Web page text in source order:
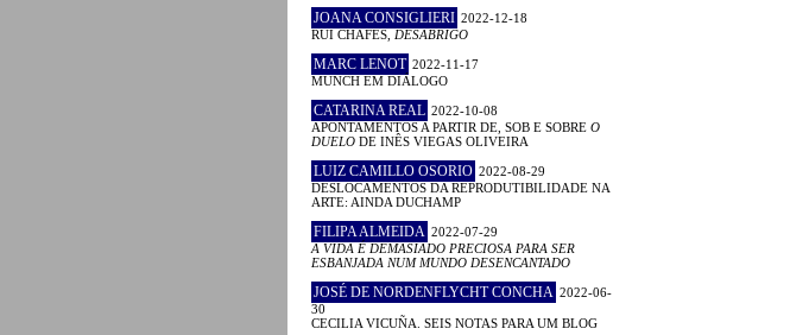
JOANA CONSIGLIERI 2022-12-18
RUI CHAFES, DESABRIGO
MARC LENOT 2022-11-17
MUNCH EM DIÁLOGO
CATARINA REAL 2022-10-08
APONTAMENTOS A PARTIR DE, SOB E SOBRE O
DUELO DE INÊS VIEGAS OLIVEIRA
LUIZ CAMILLO OSORIO 2022-08-29
DESLOCAMENTOS DA REPRODUTIBILIDADE NA
ARTE: AINDA DUCHAMP
FILIPA ALMEIDA 2022-07-29
A VIDA É DEMASIADO PRECIOSA PARA SER
ESBANJADA NUM MUNDO DESENCANTADO
JOSÉ DE NORDENFLYCHT CONCHA 2022-06-
30
CECILIA VICUÑA. SEIS NOTAS PARA UM BLOG